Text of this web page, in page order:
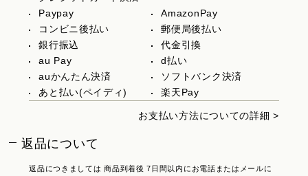
Paypay
AmazonPay
コンビニ後払い
郵便局後払い
銀行振込
代金引換
au Pay
d払い
auかんたん決済
ソフトバンク決済
あと払い(ペイディ)
楽天Pay
お支払い方法についての詳細 >
返品について
返品につきましては 商品到着後 7日間以内にお電話またはメールに